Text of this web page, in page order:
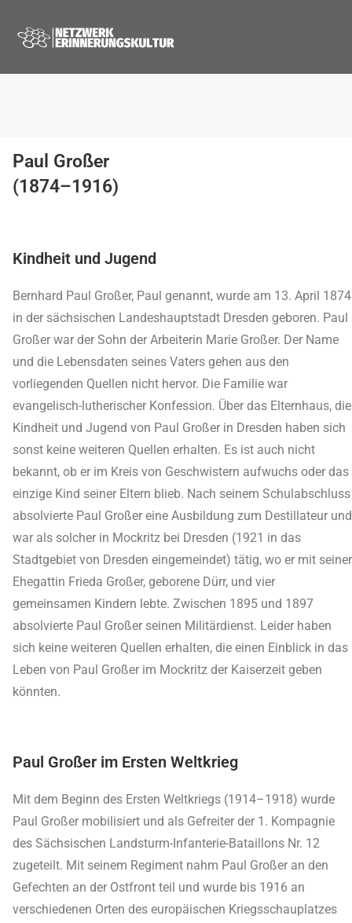
Paul Großer
(1874–1916)
Kindheit und Jugend
Bernhard Paul Großer, Paul genannt, wurde am 13. April 1874
in der sächsischen Landeshauptstadt Dresden geboren. Paul
Großer war der Sohn der Arbeiterin Marie Großer. Der Name
und die Lebensdaten seines Vaters gehen aus den
vorliegenden Quellen nicht hervor. Die Familie war
evangelisch-lutherischer Konfession. Über das Elternhaus, die
Kindheit und Jugend von Paul Großer in Dresden haben sich
sonst keine weiteren Quellen erhalten. Es ist auch nicht
bekannt, ob er im Kreis von Geschwistern aufwuchs oder das
einzige Kind seiner Eltern blieb. Nach seinem Schulabschluss
absolvierte Paul Großer eine Ausbildung zum Destillateur und
war als solcher in Mockritz bei Dresden (1921 in das
Stadtgebiet von Dresden eingemeindet) tätig, wo er mit seiner
Ehegattin Frieda Großer, geborene Dürr, und vier
gemeinsamen Kindern lebte. Zwischen 1895 und 1897
absolvierte Paul Großer seinen Militärdienst. Leider haben
sich keine weiteren Quellen erhalten, die einen Einblick in das
Leben von Paul Großer im Mockritz der Kaiserzeit geben
könnten.
Paul Großer im Ersten Weltkrieg
Mit dem Beginn des Ersten Weltkriegs (1914–1918) wurde
Paul Großer mobilisiert und als Gefreiter der 1. Kompagnie
des Sächsischen Landsturm-Infanterie-Bataillons Nr. 12
zugeteilt. Mit seinem Regiment nahm Paul Großer an den
Gefechten an der Ostfront teil und wurde bis 1916 an
verschiedenen Orten des europäischen Kriegsschauplatzes